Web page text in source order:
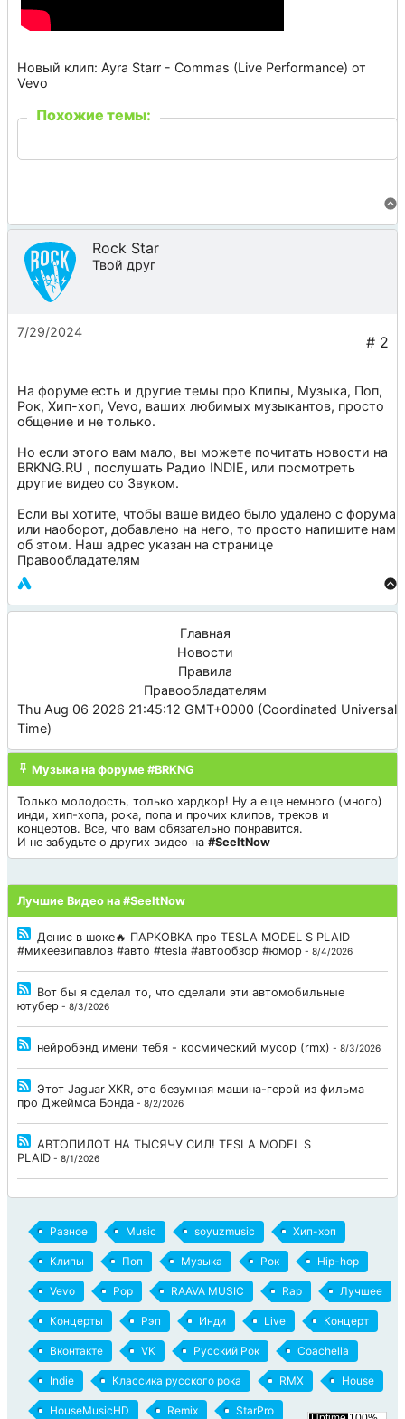
Новый клип: Ayra Starr - Commas (Live Performance) от
Vevo
Похожие темы:
Rock Star
Твой друг
7/29/2024
На форуме есть и другие темы про Клипы, Музыка, Поп,
Рок, Хип-хоп, Vevo, ваших любимых музыкантов, просто
общение и не только.
Но если этого вам мало, вы можете почитать новости на
BRKNG.RU , послушать Радио INDIE, или посмотреть
другие видео со Звуком.
Если вы хотите, чтобы ваше видео было удалено с форума
или наоборот, добавлено на него, то просто напишите нам
об этом. Наш адрес указан на странице
Правообладателям
Главная
Новости
Правила
Правообладателям
Thu Aug 06 2026 21:45:12 GMT+0000 (Coordinated Universal
Time)
Музыка на форуме #BRKNG
Только молодость, только хардкор! Ну а еще немного (много)
инди, хип-хопа, рока, попа и прочих клипов, треков и
концертов. Все, что вам обязательно понравится.
И не забудьте о других видео на #SeeItNow
Лучшие Видео на #SeeItNow
Денис в шоке🔥 ПАРКОВКА про TESLA MODEL S PLAID
#михеевипавлов #авто #tesla #автообзор #юмор - 8/4/2026
Вот бы я сделал то, что сделали эти автомобильные
ютубер - 8/3/2026
нейробэнд имени тебя - космический мусор (rmx) - 8/3/2026
Этот Jaguar XKR, это безумная машина-герой из фильма
про Джеймса Бонда - 8/2/2026
АВТОПИЛОТ НА ТЫСЯЧУ СИЛ! TESLA MODEL S
PLAID - 8/1/2026
Разное Music soyuzmusic Хип-хоп
Клипы Поп Музыка Рок Hip-hop
Vevo Pop RAAVA MUSIC Rap Лучшее
Концерты Рэп Инди Live Концерт
Вконтакте VK Русский Рок Coachella
Indie Классика русского рока RMX House
HouseMusicHD Remix StarPro